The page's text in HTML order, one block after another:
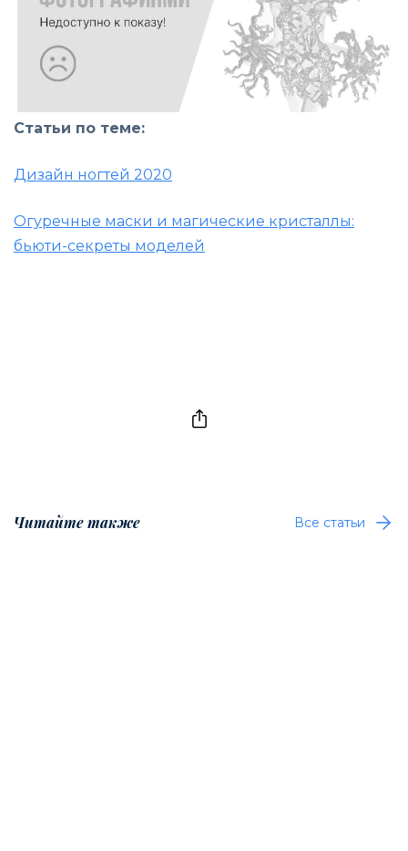
Статьи по теме:
Дизайн ногтей 2020
Огуречные маски и магические кристаллы:
бьюти-секреты моделей
Читайте также Все статьи